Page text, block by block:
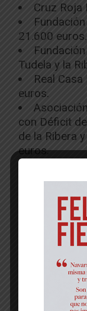
Cruz Roja
21.600 euros.
Tudela y la
Real
euros.
con Déficit
de la Ribera
euros.
euros.
15.000 euros.
Física y